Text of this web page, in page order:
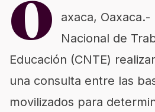
O
axaca,
Nacional de
Educación (CNTE)
una consulta entre las
movilizados para